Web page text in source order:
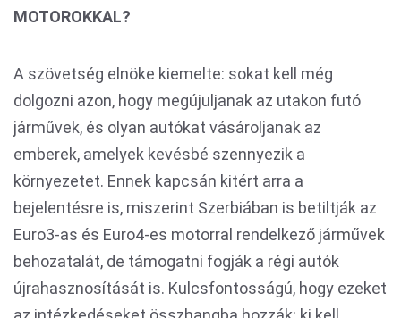
MOTOROKKAL?
A szövetség elnöke kiemelte: sokat kell még
dolgozni azon, hogy megújuljanak az utakon futó
járművek, és olyan autókat vásároljanak az
emberek, amelyek kevésbé szennyezik a
környezetet. Ennek kapcsán kitért arra a
bejelentésre is, miszerint Szerbiában is betiltják az
Euro3-as és Euro4-es motorral rendelkező járművek
behozatalát, de támogatni fogják a régi autók
újrahasznosítását is. Kulcsfontosságú, hogy ezeket